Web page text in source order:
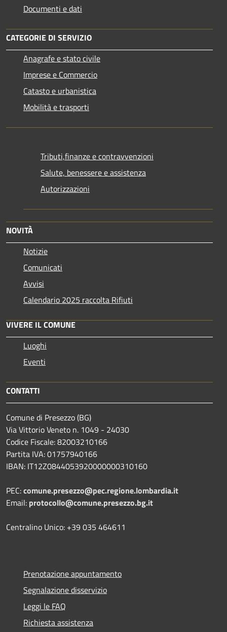
Documenti e dati
CATEGORIE DI SERVIZIO
Anagrafe e stato civile
Imprese e Commercio
Catasto e urbanistica
Mobilità e trasporti
Tributi,finanze e contravvenzioni
Salute, benessere e assistenza
Autorizzazioni
NOVITÀ
Notizie
Comunicati
Avvisi
Calendario 2025 raccolta Rifiuti
VIVERE IL COMUNE
Luoghi
Eventi
CONTATTI
Comune di Presezzo (BG)
Via Vittorio Veneto n. 1049 - 24030
Codice Fiscale: 82003210166
Partita IVA: 01757940166
IBAN: IT12Z0844053920000000310160
PEC:comune.presezzo@pec.regione.lombardia.it
Email: protocollo@comune.presezzo.bg.it
Centralino Unico: +39 035 464611
Prenotazione appuntamento
Segnalazione disservizio
Leggi le FAQ
Richiesta assistenza